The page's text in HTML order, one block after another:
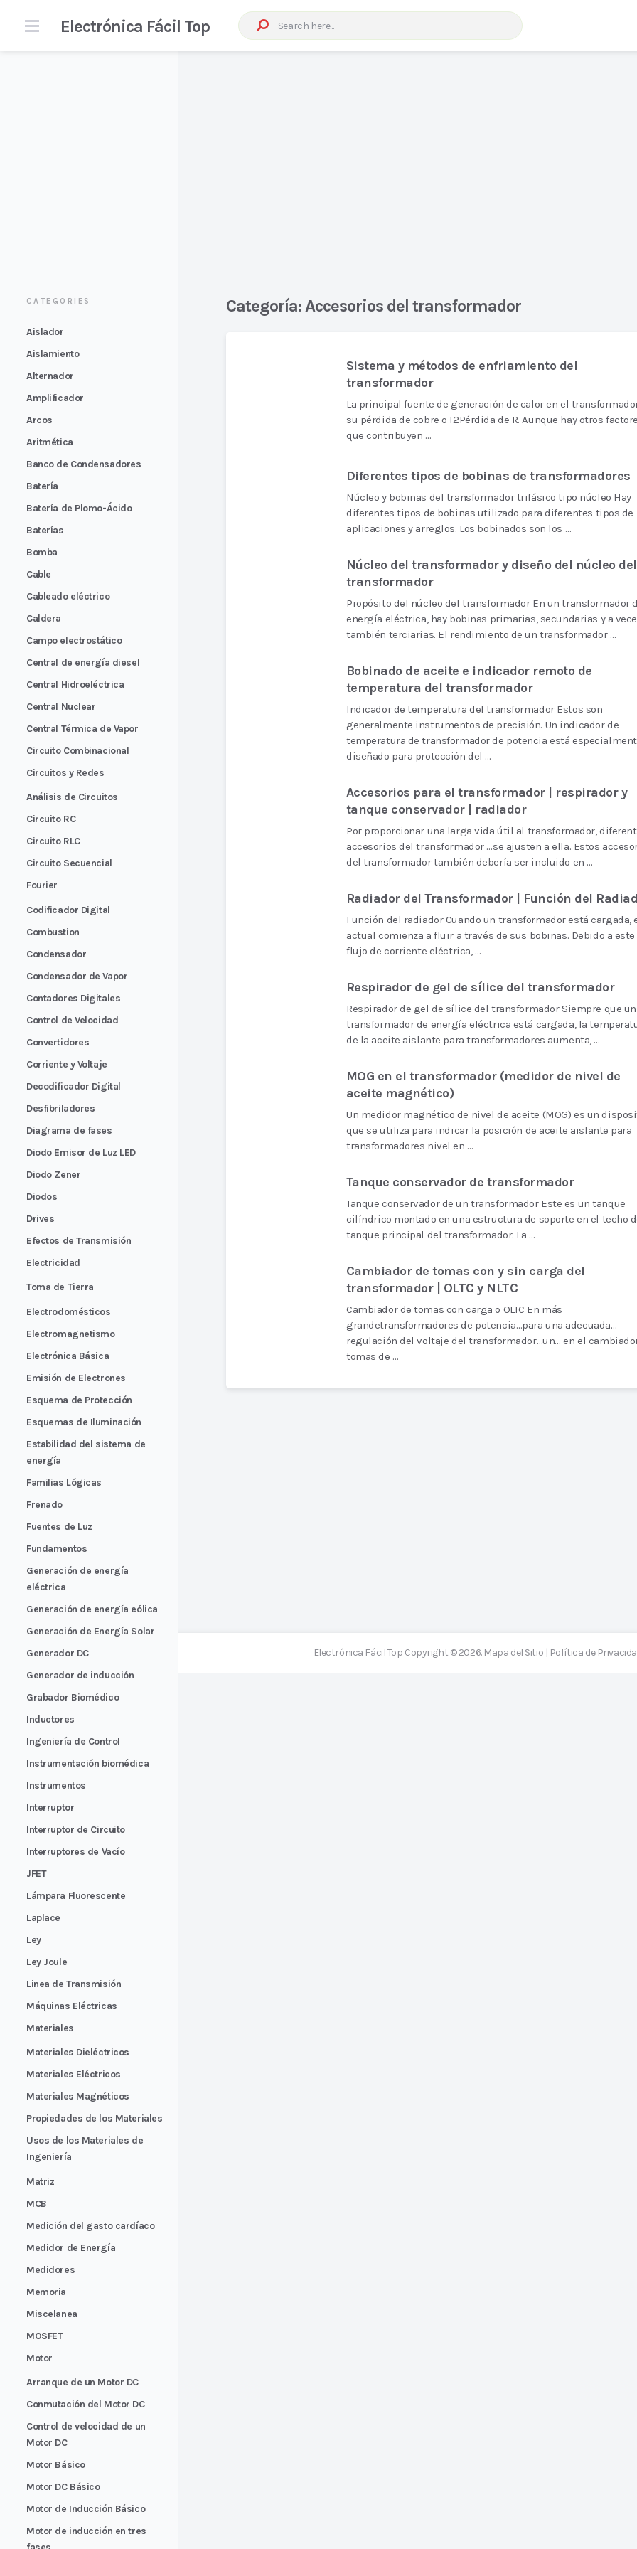
Electrónica Fácil Top
CATEGORIES
Aislador
Aislamiento
Alternador
Amplificador
Arcos
Aritmética
Banco de Condensadores
Batería
Batería de Plomo-Ácido
Baterías
Bomba
Cable
Cableado eléctrico
Caldera
Campo electrostático
Central de energía diesel
Central Hidroeléctrica
Central Nuclear
Central Térmica de Vapor
Circuito Combinacional
Circuitos y Redes
Análisis de Circuitos
Circuito RC
Circuito RLC
Circuito Secuencial
Fourier
Codificador Digital
Combustion
Condensador
Condensador de Vapor
Contadores Digitales
Control de Velocidad
Convertidores
Corriente y Voltaje
Decodificador Digital
Desfibriladores
Diagrama de fases
Diodo Emisor de Luz LED
Diodo Zener
Diodos
Drives
Efectos de Transmisión
Electricidad
Toma de Tierra
Electrodomésticos
Electromagnetismo
Electrónica Básica
Emisión de Electrones
Esquema de Protección
Esquemas de Iluminación
Estabilidad del sistema de
energía
Familias Lógicas
Frenado
Fuentes de Luz
Fundamentos
Generación de energía
eléctrica
Generación de energía eólica
Generación de Energía Solar
Generador DC
Generador de inducción
Grabador Biomédico
Inductores
Ingeniería de Control
Instrumentación biomédica
Instrumentos
Interruptor
Interruptor de Circuito
Interruptores de Vacío
JFET
Lámpara Fluorescente
Laplace
Ley
Ley Joule
Linea de Transmisión
Máquinas Eléctricas
Materiales
Materiales Dieléctricos
Materiales Eléctricos
Materiales Magnéticos
Propiedades de los Materiales
Usos de los Materiales de
Ingeniería
Matriz
MCB
Medición del gasto cardíaco
Medidor de Energía
Medidores
Memoria
Miscelanea
MOSFET
Motor
Arranque de un Motor DC
Conmutación del Motor DC
Control de velocidad de un
Motor DC
Motor Básico
Motor DC Básico
Motor de Inducción Básico
Motor de inducción en tres
Categoría:Accesorios del transformador
Sistema y métodos de enfriamiento del
transformador
La principal fuente de generación de calor en el
su pérdida de cobre o I2Pérdida de R. Aunque hay otros
que contribuyen …
Diferentes tipos de bobinas de transformadores
Núcleo y bobinas del transformador trifásico tipo núcleo Hay
diferentes tipos de bobinas utilizado para diferentes tipos de
aplicaciones y arreglos. Los bobinados son los …
Núcleo del transformador y diseño del núcleo del
transformador
Propósito del núcleo del transformador En un transformador
energía eléctrica, hay bobinas primarias, secundarias y a
también terciarias. El rendimiento de un transformador …
Bobinado de aceite e indicador remoto de
temperatura del transformador
Indicador de temperatura del transformador Estos son
generalmente instrumentos de precisión. Un indicador de
temperatura de transformador de potencia está
diseñado para protección del …
Accesorios para el transformador | respirador y
tanque conservador | radiador
Por proporcionar una larga vida útil al transformador,
accesorios del transformador …se ajusten a ella. Estos
del transformador también debería ser incluido en …
Radiador del Transformador | Función del
Función del radiador Cuando un transformador está cargada,
actual comienza a fluir a través de sus bobinas. Debido a este
flujo de corriente eléctrica, …
Respirador de gel de sílice del transformador
Respirador de gel de sílice del transformador Siempre que un
transformador de energía eléctrica está cargada, la
de la aceite aislante para transformadores aumenta, …
MOG en el transformador (medidor de nivel de
aceite magnético)
Un medidor magnético de nivel de aceite (MOG) es un
que se utiliza para indicar la posición de aceite aislante para
transformadores nivel en …
Tanque conservador de transformador
Tanque conservador de un transformador Este es un tanque
cilíndrico montado en una estructura de soporte en el techo
tanque principal del transformador. La …
Cambiador de tomas con y sin carga del
transformador | OLTC y NLTC
Cambiador de tomas con carga o OLTC En más
grandetransformadores de potencia…para una adecuada…
regulación del voltaje del transformador…un… en el
tomas de …
Electrónica Fácil Top Copyright © 2026. Mapa del Sitio | Política de